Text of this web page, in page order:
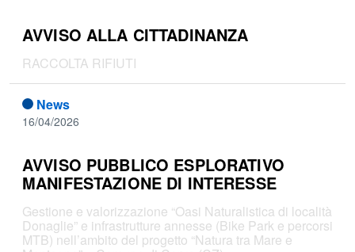
AVVISO ALLA CITTADINANZA
RACCOLTA RIFIUTI
News
16/04/2026
AVVISO PUBBLICO ESPLORATIVO
MANIFESTAZIONE DI INTERESSE
Gestione e valorizzazione “Oasi Naturalistica di località
Donaglie” e infrastrutture annesse (Bike Park e percorsi
MTB) nell’ambito del progetto “Natura tra Mare e